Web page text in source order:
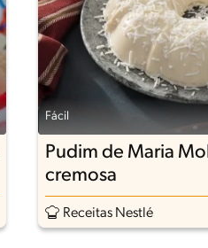
Fácil
Pudim de Maria
cremosa
Receitas Nestlé